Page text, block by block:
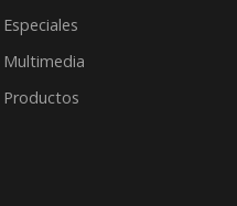
Especiales
Multimedia
Productos